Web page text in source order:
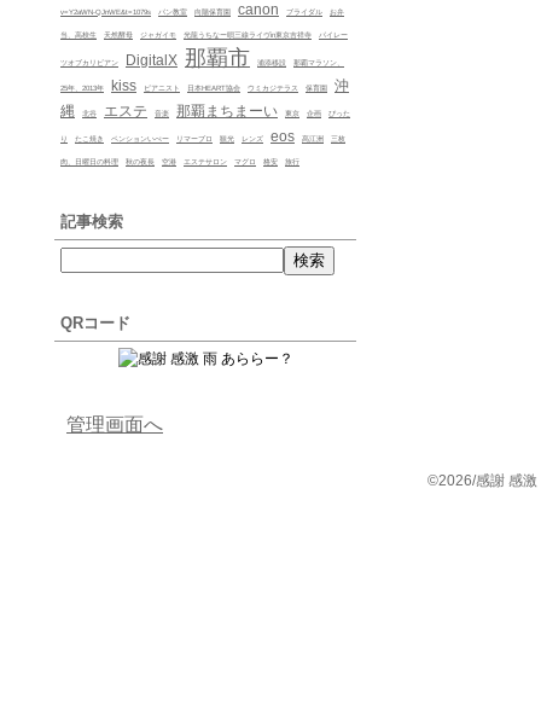
v=Y2aWN-QJnWE&t=1079s パン教室 向陽保育園 canon ブライダル お弁
当、高校生 天然酵母 ジャガイモ 光龍うちなー唄三線ライヴin東京吉祥寺 パイレー
ツオブカリビアン DigitalX 那覇市 浦添移設 那覇マラソン、
25年、2013年 kiss ピアニスト 日本HEART協会 ウミカジテラス 保育園
沖
縄
北谷 エステ 音楽 那覇まちまーい 東京 企画 ぴった
り たこ焼き ペンションいぺー リマープロ 観光 レンズ eos 髙江洲 三枚
肉、日曜日の料理 秋の夜長 空港 エステサロン マグロ 格安 旅行
記事検索
QRコード
管理画面へ
©2026/感謝 感激